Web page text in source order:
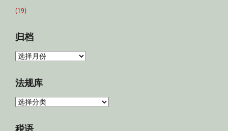
(19)
归档
归
法规库
法
库
税语